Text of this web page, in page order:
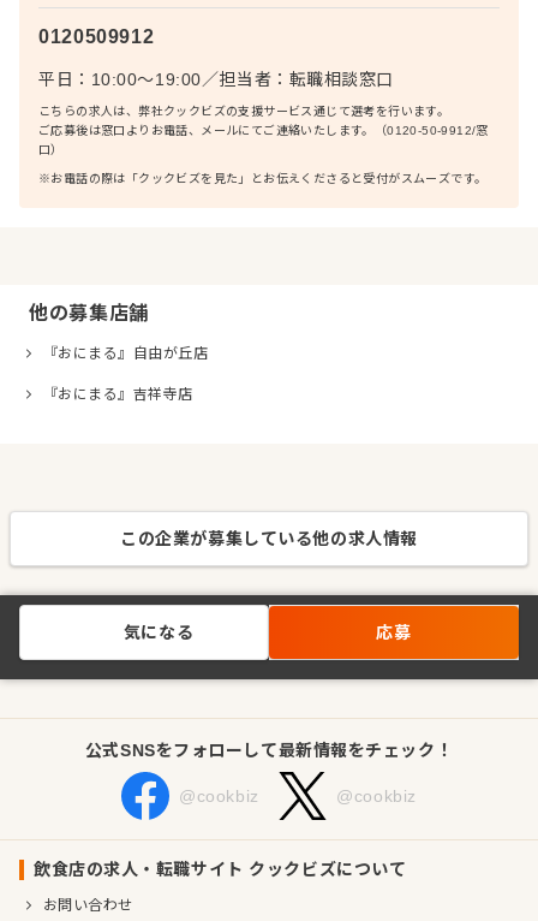
0120509912
平日：10:00〜19:00／担当者： 転職相談窓口
こちらの求人は、弊社クックビズの支援サービス通じて選考を行います。
ご応募後は窓口よりお電話、メールにてご連絡いたします。（0120-50-9912/窓
口）
※お電話の際は「クックビズを見た」とお伝えくださると受付がスムーズです。
他の募集店舗
『おにまる』自由が丘店
『おにまる』吉祥寺店
この企業が募集している他の求人情報
気になる 応募
公式SNSをフォローして最新情報をチェック！
@cookbiz @cookbiz
飲食店の求人・転職サイト クックビズについて
お問い合わせ